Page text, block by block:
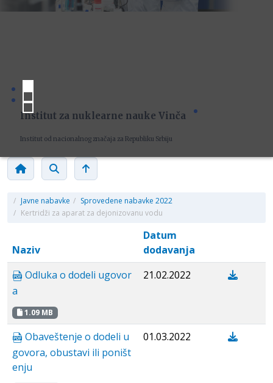
Institut za nuklearne nauke Vinča
Institut od nacionalnog značaja za Republiku Srbiju
/ Javne nabavke / Sprovedene nabavke 2022
/ Kertridži za aparat za dejonizovanu vodu
Naziv
Datum
dodavanja
Odluka o dodeli ugovor
a
1.09 MB
21.02.2022
Obaveštenje o dodeli u
govora, obustavi ili poništ
enju
01.03.2022